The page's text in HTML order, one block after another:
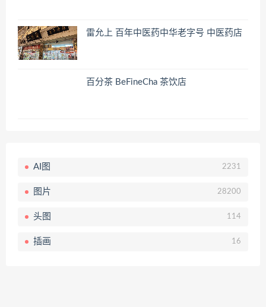
雷允上 百年中医药中华老字号 中医药店
百分茶 BeFineCha 茶饮店
AI图 2231
图片 28200
头图 114
插画 16